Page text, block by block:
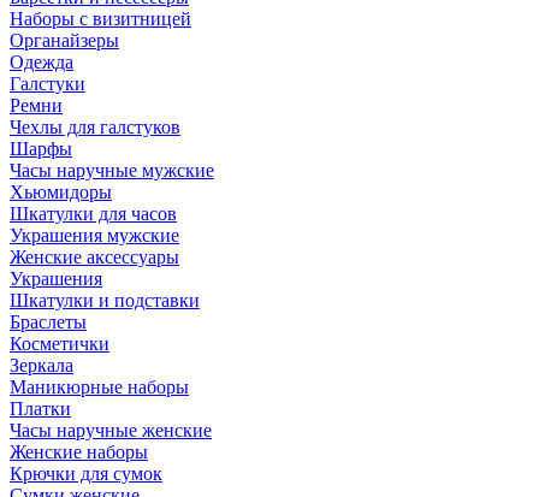
Наборы с визитницей
Органайзеры
Одежда
Галстуки
Ремни
Чехлы для галстуков
Шарфы
Часы наручные мужские
Хьюмидоры
Шкатулки для часов
Украшения мужские
Женские аксессуары
Украшения
Шкатулки и подставки
Браслеты
Косметички
Зеркала
Маникюрные наборы
Платки
Часы наручные женские
Женские наборы
Крючки для сумок